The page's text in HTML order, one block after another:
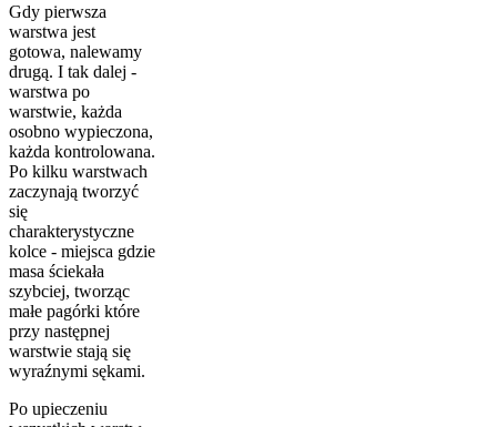
Gdy pierwsza
warstwa jest
gotowa, nalewamy
drugą. I tak dalej -
warstwa po
warstwie, każda
osobno wypieczona,
każda kontrolowana.
Po kilku warstwach
zaczynają tworzyć
się
charakterystyczne
kolce - miejsca gdzie
masa ściekała
szybciej, tworząc
małe pagórki które
przy następnej
warstwie stają się
wyraźnymi sękami.
Po upieczeniu